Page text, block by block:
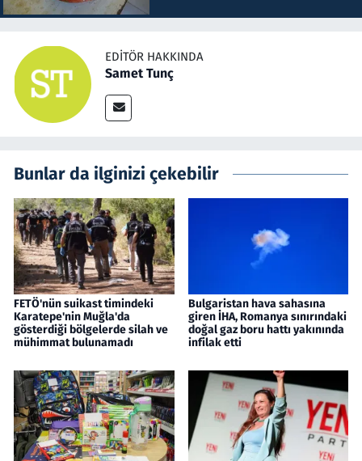
EDITÖR HAKKINDA
Samet Tunç
Bunlar da ilginizi çekebilir
FETÖ'nün suikast timindeki
Karatepe'nin Muğla'da
gösterdiği bölgelerde silah ve
mühimmat bulunamadı
Bulgaristan hava sahasına
giren İHA, Romanya sınırındaki
doğal gaz boru hattı yakınında
infilak etti